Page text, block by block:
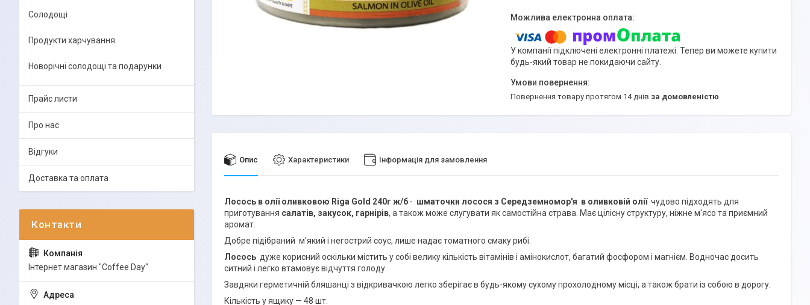
У компанії підключені електронні платежі. Тепер ви можете купити
будь-який товар не покидаючи сайту.
повернення товару протягом 14 днів за домовленістю
Опис Характеристики Інформація для замовлення
Лосось в олії оливковою Riga Gold 240г ж/б - шматочки лосося з Середземномор'я в оливковій олії чудово підходять для
приготування салатів, закусок, гарнірів, а також може слугувати як самостійна страва. Має цілісну структуру, ніжне м'ясо та приємний
аромат.
Добре підібраний м'який і негострий соус, лише надає томатного смаку рибі.
Лосось дуже корисний оскільки містить у собі велику кількість вітамінів і амінокислот, багатий фосфором і магнієм. Водночас досить
ситний і легко втамовує відчуття голоду.
Завдяки герметичній бляшанці з відкривачкою легко зберігає в будь-якому сухому прохолодному місці, а також брати із собою в дорогу.
Кількість у ящику — 48 шт.
Солодощі
Продукти харчування
Новорічні солодощі та подарунки
Прайс листи
Про нас
Відгуки
Доставка та оплата
Інтернет магазин "Coffee Day"